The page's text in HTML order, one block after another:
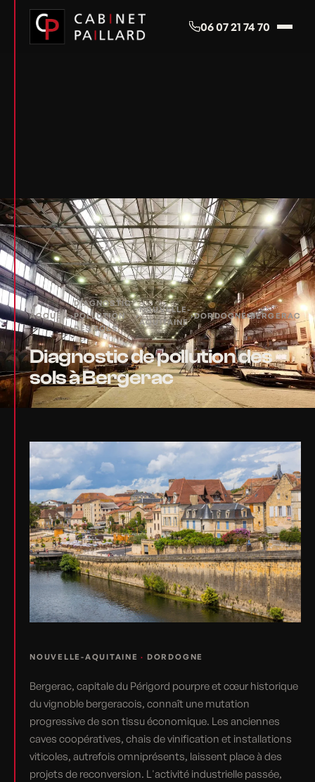
06 07 21 74 70
ACCUEIL›
DIAGNOSTIC
POLLUTION
DES SOLS
›
NOUVELLE-
AQUITAINE
›DORDOGNE›BERGERAC
Diagnostic de pollution des
sols à Bergerac
NOUVELLE-AQUITAINE · DORDOGNE
Bergerac, capitale du Périgord pourpre et cœur historique
du vignoble bergeracois, connaît une mutation
progressive de son tissu économique. Les anciennes
caves coopératives, chais de vinification et installations
viticoles, autrefois omniprésents, laissent place à des
projets de reconversion. L'activité industrielle passée,
Panneau de gestion des cookies